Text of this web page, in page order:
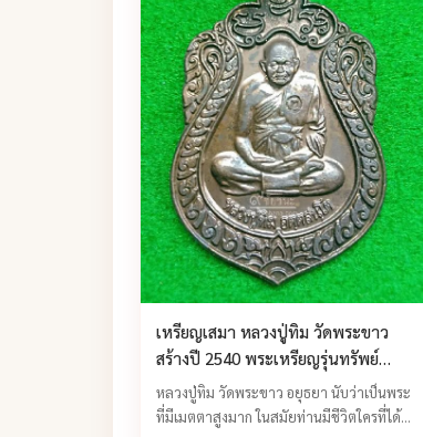
เหรียญเสมา หลวงปู่ทิม วัดพระขาว
สร้างปี 2540 พระเหรียญรุ่นทรัพย์
เศรษฐี
หลวงปู่ทิม วัดพระขาว อยุธยา นับว่าเป็นพระ
ที่มีเมตตาสูงมาก ในสมัยท่านมีชีวิตใครที่ได้